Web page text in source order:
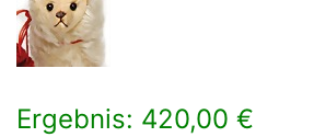
Ergebnis: 420,00 €